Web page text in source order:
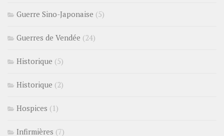
Guerre Sino-Japonaise (5)
Guerres de Vendée (24)
Historique (5)
Historique (2)
Hospices (1)
Infirmières (7)